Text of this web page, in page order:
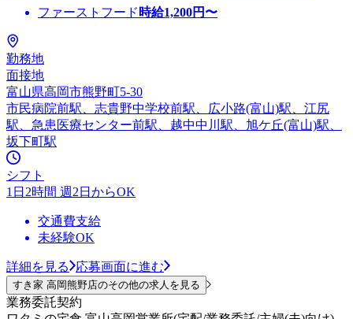
ファーストフード 時給1,200円〜
勤務地
面接地
富山県高岡市熊野町5-30
市民病院前駅、志貴野中学校前駅、広小路(富山)駅、江尻
駅、急患医療センター前駅、越中中川駅、旭ケ丘(富山)駅、
坂下町駅
シフト
1日2時間 週2日からOK
交通費支給
未経験OK
詳細を見る 応募画面に進む
すき家 高岡熊野店のその他の求人を見る
業務委託契約